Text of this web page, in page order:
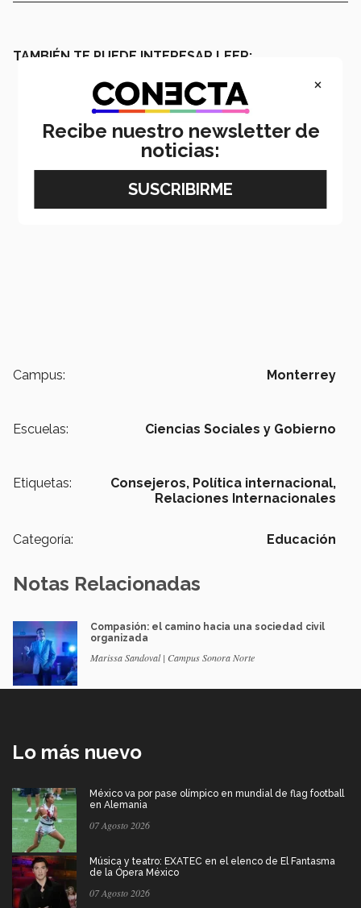
TAMBIÉN TE PUEDE INTERESAR LEER:
Campus: Monterrey
Escuelas: Ciencias Sociales y Gobierno
Etiquetas: Consejeros, Política internacional,
Relaciones Internacionales
Categoría: Educación
Notas Relacionadas
Compasión: el camino hacia una sociedad civil
organizada
Marissa Sandoval | Campus Sonora Norte
Lo más nuevo
México va por pase olímpico en mundial de flag football
en Alemania
07 Agosto 2026
Música y teatro: EXATEC en el elenco de El Fantasma
de la Ópera México
07 Agosto 2026
×
Recibe nuestro newsletter de
noticias: